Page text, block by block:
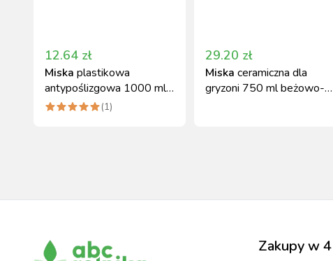
12.64 zł
Miska plastikowa
antypoślizgowa 1000 ml
Kerbl
(1)
29.20 zł
Miska ceramiczna dla
gryzoni 750 ml beżowo-
Zakupy w